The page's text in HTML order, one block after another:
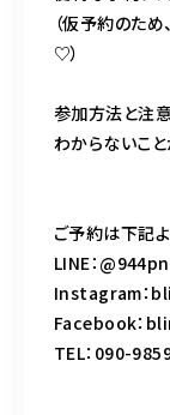
（仮予約のた
♡）
参加方法と注
わからないこ
ご予約は下記よ
LINE：
Instagram：
Facebook：
TEL：090-